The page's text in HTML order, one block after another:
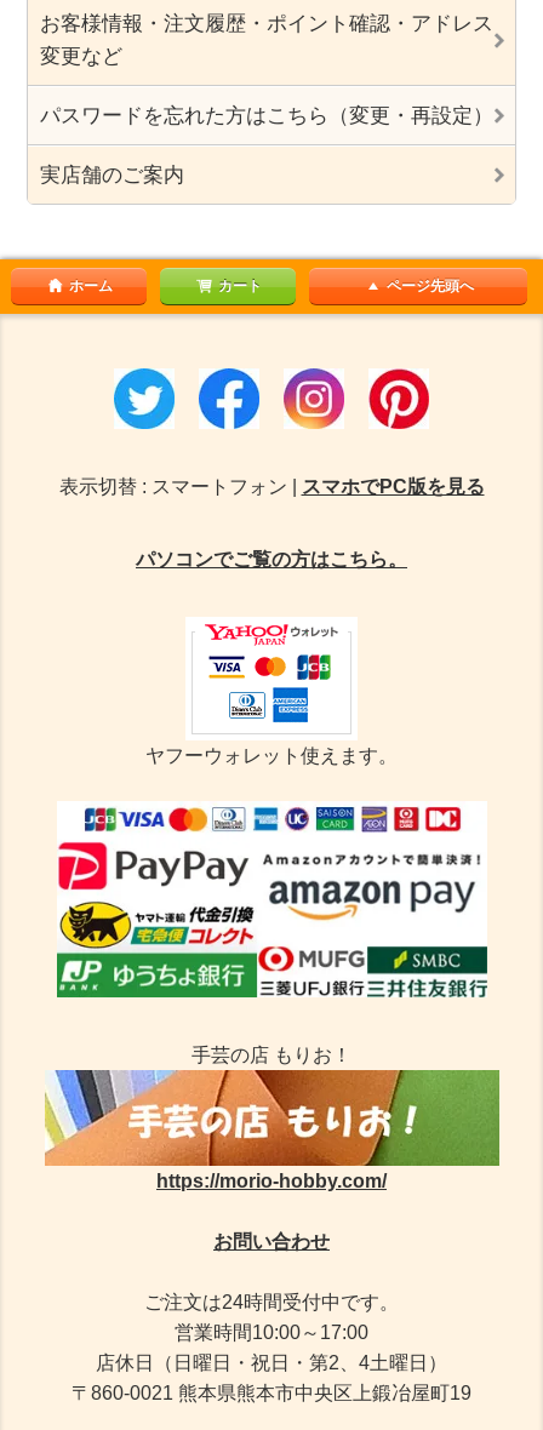
お客様情報・注文履歴・ポイント確認・アドレス
変更など
パスワードを忘れた方はこちら（変更・再設定）
実店舗のご案内
ホーム カート ページ先頭へ
表示切替 : スマートフォン | スマホでPC版を見る
パソコンでご覧の方はこちら。
ヤフーウォレット使えます。
手芸の店 もりお！
https://morio-hobby.com/
お問い合わせ
ご注文は24時間受付中です。
営業時間10:00～17:00
店休日（日曜日・祝日・第2、4土曜日）
〒860-0021 熊本県熊本市中央区上鍛冶屋町19